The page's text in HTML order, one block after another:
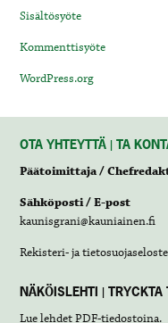
Sisältösyöte
Kommenttisyöte
WordPress.org
OTA YHTEYTTÄ | TA
Päätoimittaja /
Sähköposti / E-post
kaunisgrani@kauniainen.fi
Rekisteri- ja
NÄKÖISLEHTI | TRYCKTA
Lue lehdetPDF-tiedostoina.